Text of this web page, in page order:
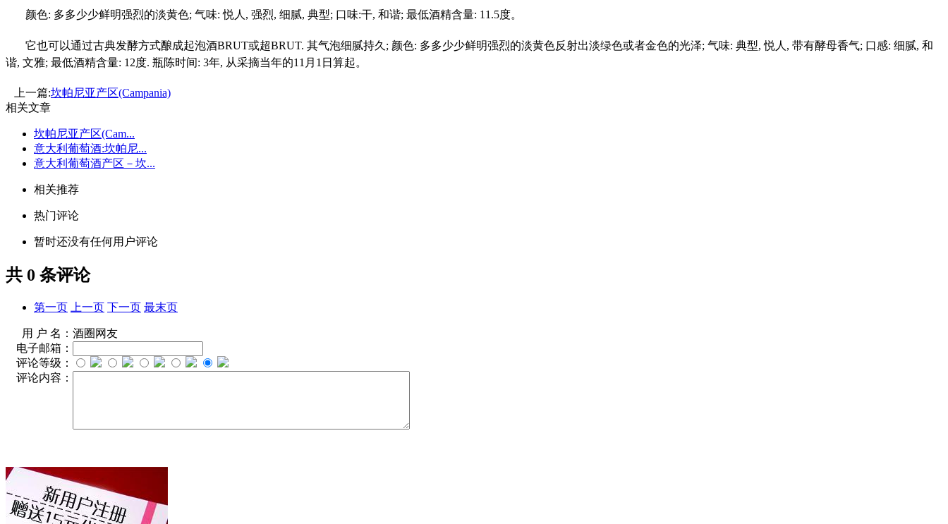
颜色: 多多少少鲜明强烈的淡黄色; 气味: 悦人, 强烈, 细腻, 典型; 口味:干, 和谐; 最低酒精含量: 11.5度。
它也可以通过古典发酵方式酿成起泡酒BRUT或超BRUT. 其气泡细腻持久; 颜色: 多多少少鲜明强烈的淡黄色反射出淡绿色或者金色的光泽; 气味: 典型, 悦人, 带有酵母香气; 口感: 细腻, 和
谐, 文雅; 最低酒精含量: 12度. 瓶陈时间: 3年, 从采摘当年的11月1日算起。
上一篇:坎帕尼亚产区(Campania)
相关文章
坎帕尼亚产区(Cam...
意大利葡萄酒:坎帕尼...
意大利葡萄酒产区－坎...
相关推荐
热门评论
暂时还没有任何用户评论
共 0 条评论
第一页 上一页 下一页 最末页
用 户 名： 酒圈网友
电子邮箱：
评论等级：
评论内容：